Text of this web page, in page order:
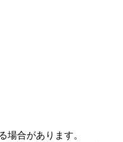
場合があります。